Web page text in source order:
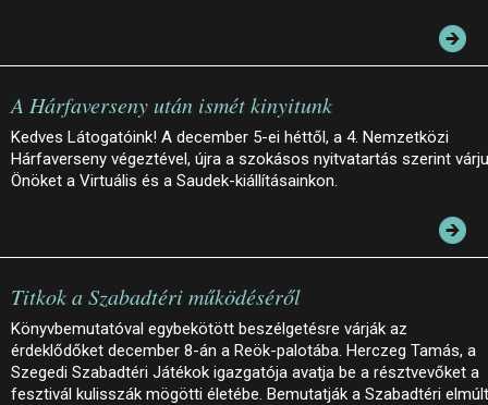
A Hárfaverseny után ismét kinyitunk
Kedves Látogatóink! A december 5-ei héttől, a 4. Nemzetközi
Hárfaverseny végeztével, újra a szokásos nyitvatartás szerint
Önöket a Virtuális és a Saudek-kiállításainkon.
Titkok a Szabadtéri működéséről
Könyvbemutatóval egybekötött beszélgetésre várják az
érdeklődőket december 8-án a Reök-palotába. Herczeg Tamás, a
Szegedi Szabadtéri Játékok igazgatója avatja be a résztvevőket a
fesztivál kulisszák mögötti életébe. Bemutatják a Szabadtéri